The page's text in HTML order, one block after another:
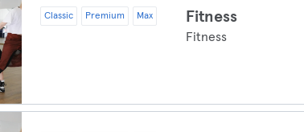
Classic Premium Max Fitness
Fitness